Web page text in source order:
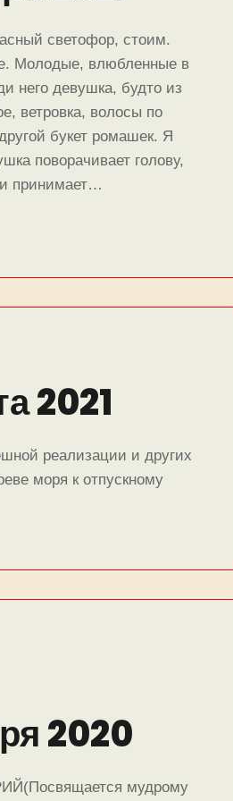
светофор, стоим.
Молодые, влюбленные в
него девушка, будто из
ветровка, волосы по
букет ромашек. Я
поворачивает голову,
и принимает…
2021
реализации и других
моря к отпускному
2020
мудрому